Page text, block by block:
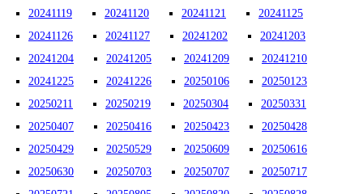
20241119
20241120 20241121
20241125
20241126
20241127 20241202
20241203
20241204
20241205 20241209
20241210
20241225
20241226 20250106
20250123
20250211
20250219 20250304
20250331
20250407
20250416 20250423
20250428
20250429
20250529 20250609
20250616
20250630
20250703 20250707
20250717